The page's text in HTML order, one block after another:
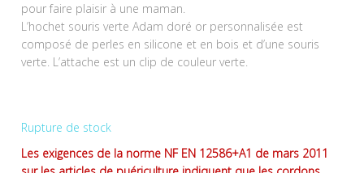
pour faire plaisir à une maman.
L’hochet souris verte Adam doré or personnalisée est
composé de perles en silicone et en bois et d’une souris
verte. L’attache est un clip de couleur verte.
Rupture de stock
Les exigences de la norme NF EN 12586+A1 de mars 2011